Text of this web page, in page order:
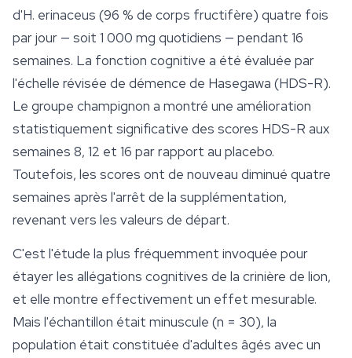
d'H. erinaceus (96 % de corps fructifère) quatre fois
par jour — soit 1 000 mg quotidiens — pendant 16
semaines. La fonction cognitive a été évaluée par
l'échelle révisée de démence de Hasegawa (HDS-R).
Le groupe champignon a montré une amélioration
statistiquement significative des scores HDS-R aux
semaines 8, 12 et 16 par rapport au placebo.
Toutefois, les scores ont de nouveau diminué quatre
semaines après l'arrêt de la supplémentation,
revenant vers les valeurs de départ.
C'est l'étude la plus fréquemment invoquée pour
étayer les allégations cognitives de la crinière de lion,
et elle montre effectivement un effet mesurable.
Mais l'échantillon était minuscule (n = 30), la
population était constituée d'adultes âgés avec un